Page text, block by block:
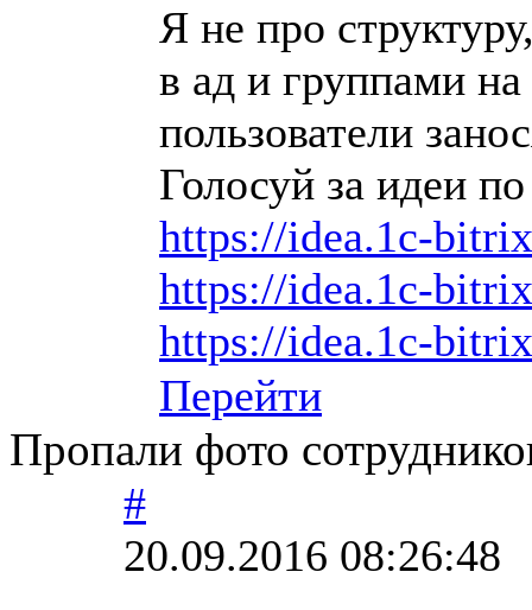
Я не про
в ад и группами
пользователи
Голосуй за идеи
https://idea.1c-
https://idea.1c-
https://idea.1c-
Перейти
Пропали фото
#
20.09.2016 08:26:48